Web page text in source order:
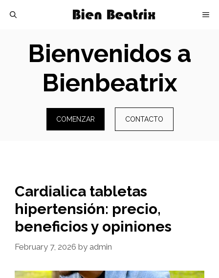
Bienvenidos a
Bienbeatrix
COMENZAR CONTACTO
Cardialica tabletas
hipertensión: precio,
beneficios y opiniones
February 7, 2026 by admin